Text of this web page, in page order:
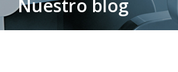
Nuestro blog